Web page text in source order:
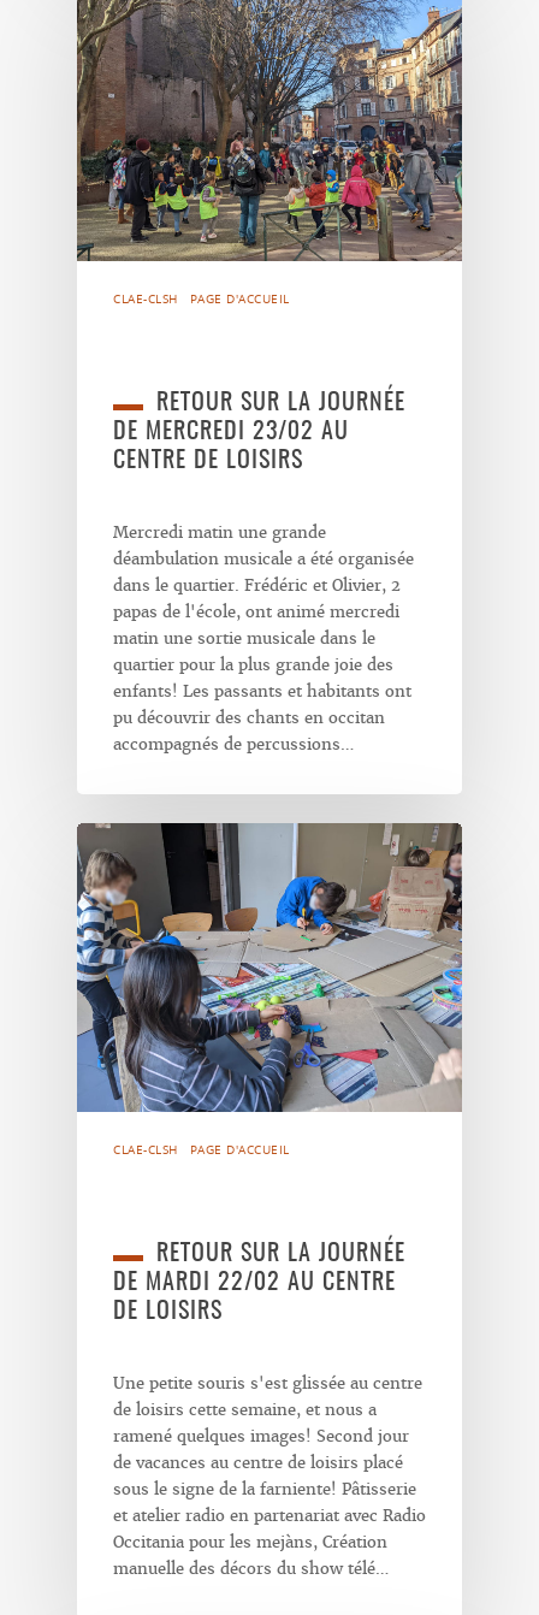
CLAE-CLSH PAGE D'ACCUEIL
RETOUR SUR LA JOURNÉE
DE MERCREDI 23/02 AU
CENTRE DE LOISIRS
Mercredi matin une grande
déambulation musicale a été organisée
dans le quartier. Frédéric et Olivier, 2
papas de l'école, ont animé mercredi
matin une sortie musicale dans le
quartier pour la plus grande joie des
enfants! Les passants et habitants ont
pu découvrir des chants en occitan
accompagnés de percussions…
CLAE-CLSH PAGE D'ACCUEIL
RETOUR SUR LA JOURNÉE
DE MARDI 22/02 AU CENTRE
DE LOISIRS
Une petite souris s'est glissée au centre
de loisirs cette semaine, et nous a
ramené quelques images! Second jour
de vacances au centre de loisirs placé
sous le signe de la farniente! Pâtisserie
et atelier radio en partenariat avec Radio
Occitania pour les mejàns, Création
manuelle des décors du show télé…